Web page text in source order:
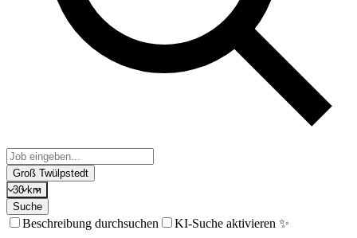
Groß Twülpstedt
30 km
Suche
Beschreibung durchsuchen KI-Suche aktivieren ✨